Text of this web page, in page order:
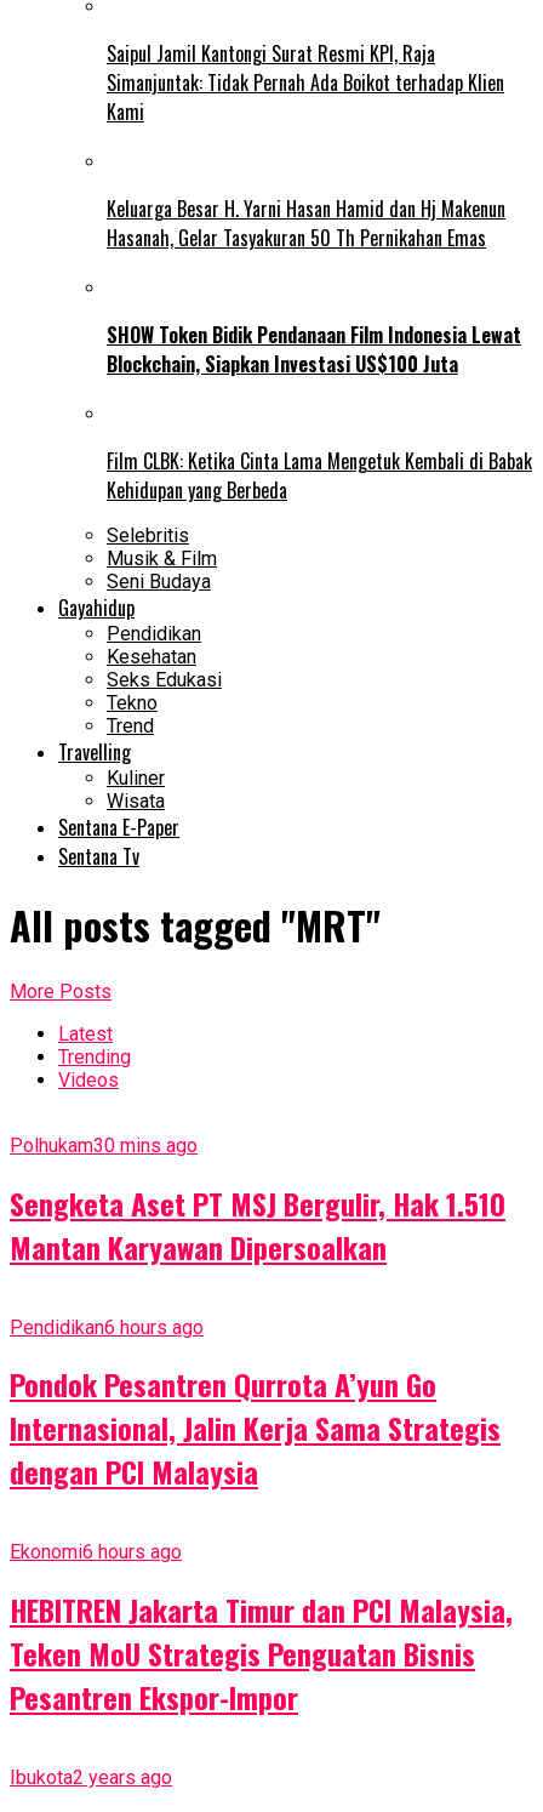
Saipul Jamil Kantongi Surat Resmi KPI, Raja
Simanjuntak: Tidak Pernah Ada Boikot terhadap Klien
Kami
Keluarga Besar H. Yarni Hasan Hamid dan Hj Makenun
Hasanah, Gelar Tasyakuran 50 Th Pernikahan Emas
SHOW Token Bidik Pendanaan Film Indonesia Lewat
Blockchain, Siapkan Investasi US$100 Juta
Film CLBK: Ketika Cinta Lama Mengetuk Kembali di Babak
Kehidupan yang Berbeda
Selebritis
Musik & Film
Seni Budaya
Gayahidup
Pendidikan
Kesehatan
Seks Edukasi
Tekno
Trend
Travelling
Kuliner
Wisata
Sentana E-Paper
Sentana Tv
All posts tagged "MRT"
More Posts
Latest
Trending
Videos
Polhukam30 mins ago
Sengketa Aset PT MSJ Bergulir, Hak 1.510
Mantan Karyawan Dipersoalkan
Pendidikan6 hours ago
Pondok Pesantren Qurrota A’yun Go
Internasional, Jalin Kerja Sama Strategis
dengan PCI Malaysia
Ekonomi6 hours ago
HEBITREN Jakarta Timur dan PCI Malaysia,
Teken MoU Strategis Penguatan Bisnis
Pesantren Ekspor-Impor
Ibukota2 years ago